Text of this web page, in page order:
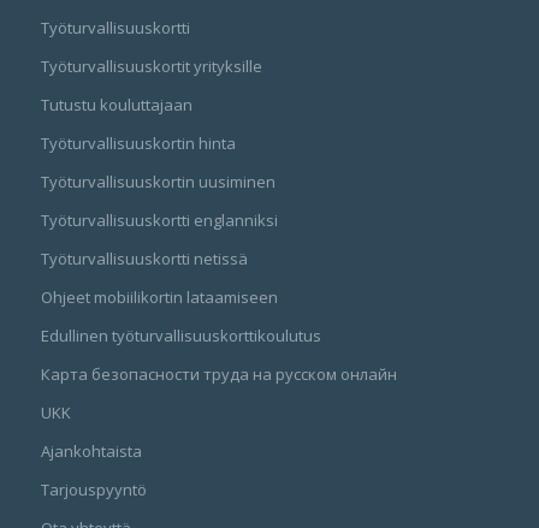
Työturvallisuuskortti
Työturvallisuuskortit yrityksille
Tutustu kouluttajaan
Työturvallisuuskortin hinta
Työturvallisuuskortin uusiminen
Työturvallisuuskortti englanniksi
Työturvallisuuskortti netissä
Ohjeet mobiilikortin lataamiseen
Edullinen työturvallisuuskorttikoulutus
Карта безопасности труда на русском онлайн
UKK
Ajankohtaista
Tarjouspyyntö